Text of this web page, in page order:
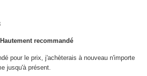
Hautement recommandé
pour le prix, j'achèterais à nouveau n'importe
jusqu'à présent.